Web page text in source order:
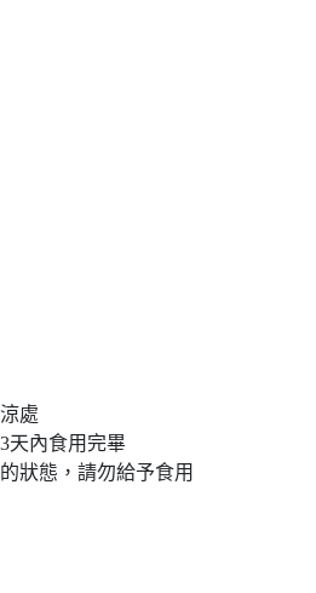
處
天內食用完畢
狀態，請勿給予食用